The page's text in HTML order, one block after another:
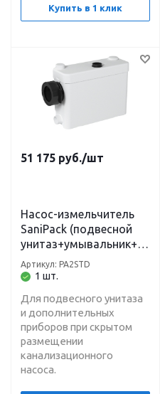
Купить в 1 клик
51 175 руб./шт
Насос-измельчитель
SaniPack (подвесной
унитаз+умывальник+д
уш+биде) Н-4 м, L-40 м
1 шт.
Артикул: PA2STD
Для подвесного унитаза
и дополнительных
приборов при скрытом
размещении
канализационного
насоса.